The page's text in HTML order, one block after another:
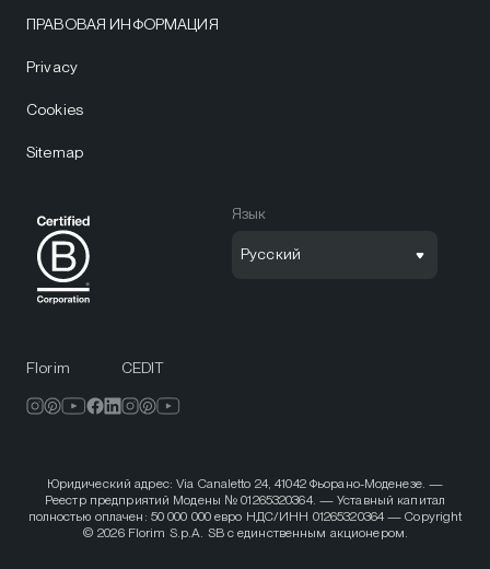
ПРАВОВАЯ ИНФОРМАЦИЯ
Privacy
Cookies
Sitemap
Язык
Русский
Florim CEDIT
Юридический адрес: Via Canaletto 24, 41042 Фьорано-Моденезе. —
Реестр предприятий Модены № 01265320364. — Уставный капитал
полностью оплачен: 50 000 000 евро НДС/ИНН 01265320364 — Copyright
© 2026 Florim S.p.A. SB с единственным акционером.